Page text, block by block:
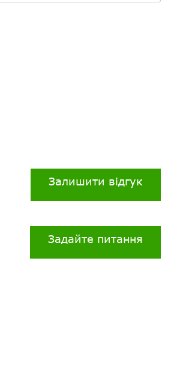
Залишити відгук
Задайте питання